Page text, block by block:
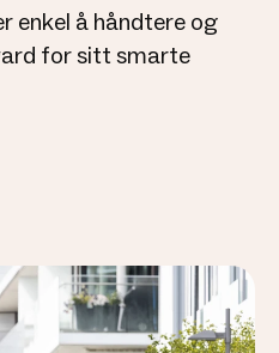
enkel å håndtere og
for sitt smarte